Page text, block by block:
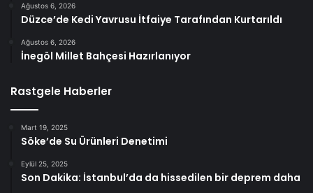
Ağustos 6, 2026
Düzce’de Kedi Yavrusu İtfaiye Tarafından Kurtarıldı
Ağustos 6, 2026
İnegöl Millet Bahçesi Hazırlanıyor
Rastgele Haberler
Mart 19, 2025
Söke’de Su Ürünleri Denetimi
Eylül 25, 2025
Son Dakika: İstanbul’da da hissedilen bir deprem daha